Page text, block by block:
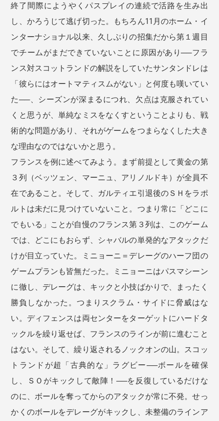
終了間際にようやくパスプレイの連続で活路を生み出
し、かろうじて逃げ切った。もちろん11月のホーム・イ
ンターナショナル以来、久しぶりの招集だから第１週目
でチームがまだできていないことに原因があり──フラ
ンス対スコットランドの解説をしていたサンタンドレは
「彼らにはオートマティスムがない」と何度も嘆いてい
た──、シーズンが深まるにつれ、欠点は克服されてい
くと思うが、単純なミスをなくすということよりも、戦
術的な問題があり、それがゲームをつまらなくした大き
な理由なのではないかと思う。
フランスを例に述べてみよう。まず前提として黄金の第
３列（ベッツェン、マーニュ、アリノルドキ）が全員不
在であること。そして、ガルティエ引退後のＳＨをラポ
ルトは未だに見つけていないこと。つまり常に「どこに
でもいる」ことが自慢のフランス第３列は、このゲーム
では、どこにもおらず、シャバルの単発的なアタックだ
けが目立っていた。ミニョーニ＝デレーグのハーフ団の
ゲームプランも皆無だった。ミニョーニはパスマシーン
に徹し、デレーグは、キックと小技ばかりで、まったく
勝負しなかった。つまりスクラム・サイドに脅威はな
い。ディフェンスは両センターをターゲットにハードタ
ックルを繰り返せば、フランスのラインが前に進むこと
はない。そして、繰り返されるノックオンの山。スコッ
トランドが超「古典的な」ラグビー──ボールを確保
し、ＳＯがキックして敵陣！──を反復しているだけな
のに、ボールを奪ってからのアタックが常に不発。せっ
かくのボールをデレーグがキックし、未整備のラインア